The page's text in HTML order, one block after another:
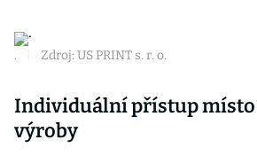
. Zdroj: US PRINT s. r. o.
Individuální přístup
výroby